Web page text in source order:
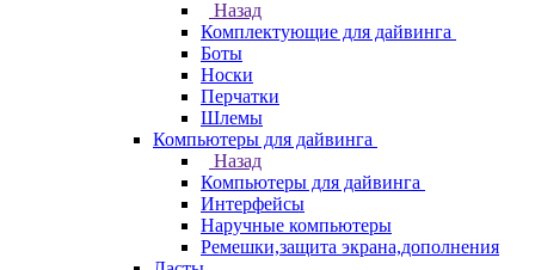
Назад
Комплектующие для дайвинга
Боты
Носки
Перчатки
Шлемы
Компьютеры для дайвинга
Назад
Компьютеры для дайвинга
Интерфейсы
Наручные компьютеры
Ремешки,защита экрана,дополнения